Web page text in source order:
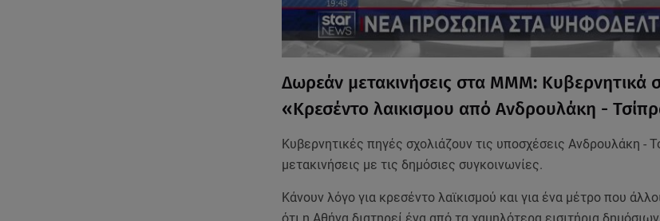
Δωρεάν μετακινήσεις στα ΜΜΜ: Κυβερνητικά
«Κρεσέντο λαικισμου από Ανδρουλάκη -
Κυβερνητικές πηγές σχολιάζουν τις υποσχέσεις Ανδρουλάκη -
μετακινήσεις με τις δημόσιες συγκοινωνίες.
Κάνουν λόγο για κρεσέντο λαϊκισμού και για ένα μέτρο που